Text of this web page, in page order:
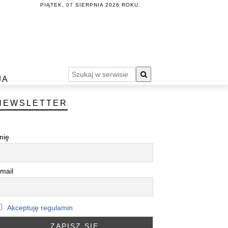
PIĄTEK, 07 SIERPNIA 2026 ROKU.
Akceptuję regulamin